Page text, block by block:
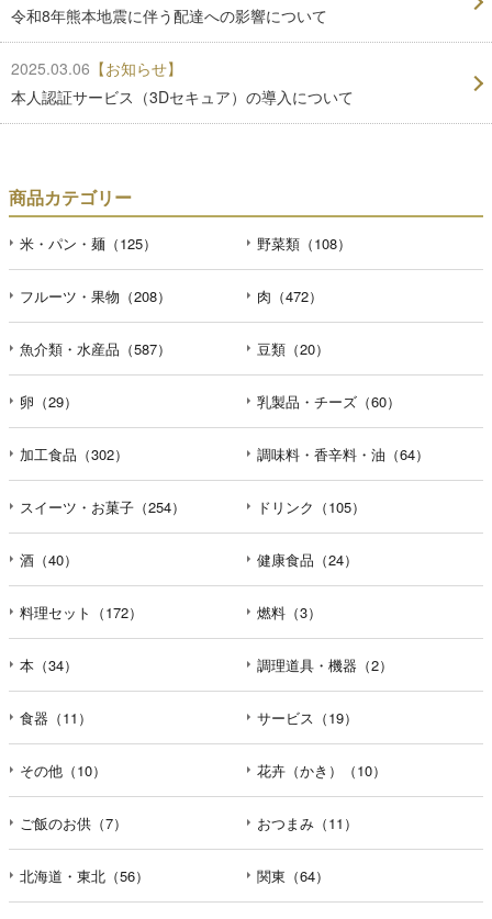
令和8年熊本地震に伴う配達への影響について
2025.03.06 【お知らせ】
本人認証サービス（3Dセキュア）の導入について
商品カテゴリー
米・パン・麺（125） 野菜類（108）
フルーツ・果物（208） 肉（472）
魚介類・水産品（587） 豆類（20）
卵（29） 乳製品・チーズ（60）
加工食品（302） 調味料・香辛料・油（64）
スイーツ・お菓子（254） ドリンク（105）
酒（40） 健康食品（24）
料理セット（172） 燃料（3）
本（34） 調理道具・機器（2）
食器（11） サービス（19）
その他（10） 花卉（かき）（10）
ご飯のお供（7） おつまみ（11）
北海道・東北（56） 関東（64）